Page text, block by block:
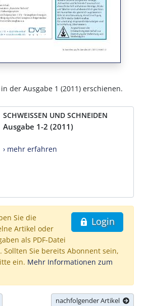
der Ausgabe 1 (2011) erschienen.
SCHWEISSEN UND SCHNEIDEN
Ausgabe 1-2 (2011)
› mehr erfahren
Login
Sie die
Artikel oder
als PDF-Datei
Sie bereits Abonnent sein,
ein. Mehr Informationen zum
nachfolgender Artikel